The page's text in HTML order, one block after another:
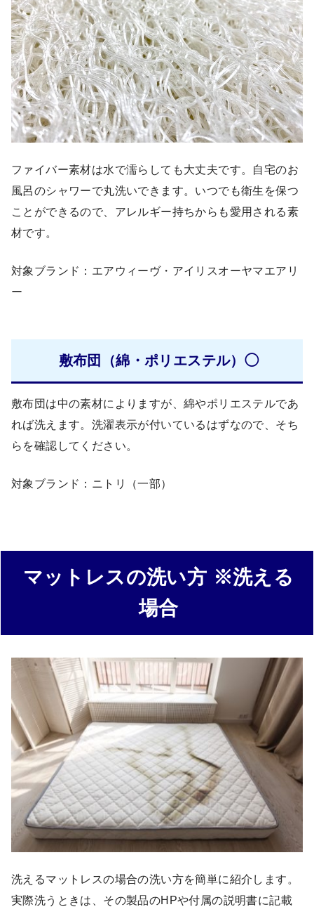
ファイバー素材は水で濡らしても大丈夫です。自宅のお
風呂のシャワーで丸洗いできます。いつでも衛生を保つ
ことができるので、アレルギー持ちからも愛用される素
材です。
対象ブランド：エアウィーヴ・アイリスオーヤマエアリ
ー
敷布団（綿・ポリエステル）◯
敷布団は中の素材によりますが、綿やポリエステルであ
れば洗えます。洗濯表示が付いているはずなので、そち
らを確認してください。
対象ブランド：ニトリ（一部）
マットレスの洗い方 ※洗える
場合
洗えるマットレスの場合の洗い方を簡単に紹介します。
実際洗うときは、その製品のHPや付属の説明書に記載